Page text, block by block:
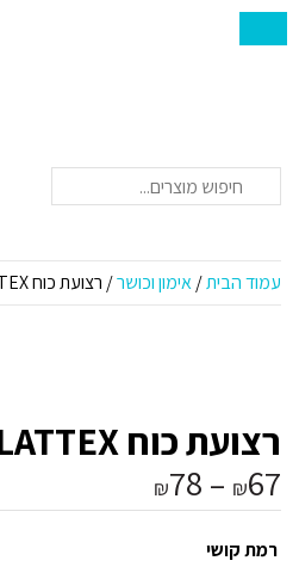
חיפוש
עמוד הבית/אימון וכושר/ רצועת כוח LATTEX
רצועת כוח LATTEX
₪67
–
₪78 מחירים:
רמת קושי